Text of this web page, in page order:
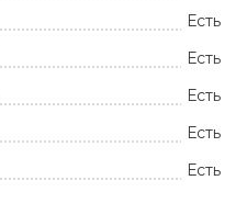
Есть
Есть
Есть
Есть
Есть